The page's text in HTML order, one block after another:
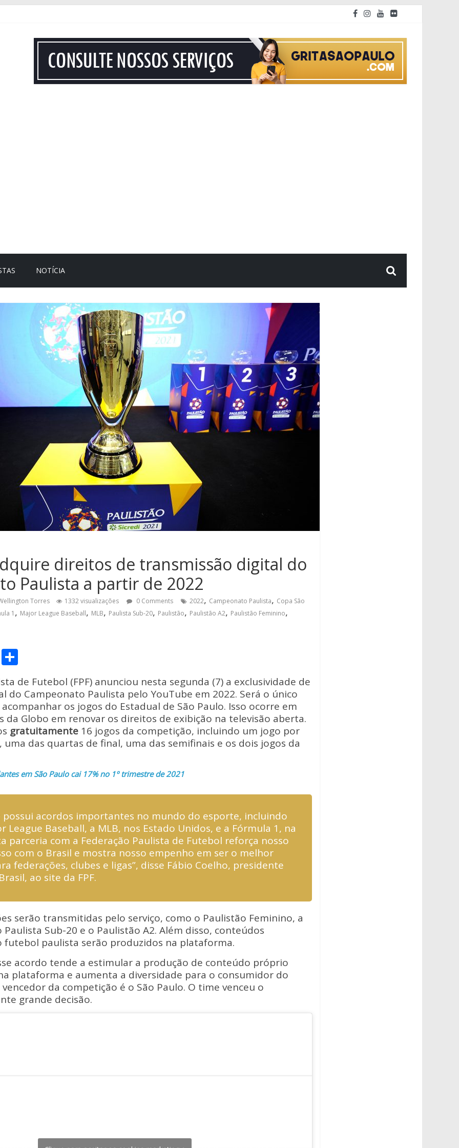
NOTÍCIA
direitos de transmissão digital do
Paulista a partir de 2022
Torres 1332 visualizações 0 Comments 2022, Campeonato Paulista, Copa São
1 , Major League Baseball, MLB, Paulista Sub-20, Paulistão, Paulistão A2, Paulistão Feminino,
C
k
h
ar
e
de Futebol (FPF) anunciou nesta segunda (7) a exclusividade de
do Campeonato Paulista pelo YouTube em 2022. Será o único
os jogos do Estadual de São Paulo. Isso ocorre em
da Globo em renovar os direitos de exibição na televisão aberta.
gratuitamente 16 jogos da competição, incluindo um jogo por
uma das quartas de final, uma das semifinais e os dois jogos da
em São Paulo cai 17% no 1º trimestre de 2021
possui acordos importantes no mundo do esporte, incluindo
League Baseball, a MLB, nos Estado Unidos, e a Fórmula 1, na
parceria com a Federação Paulista de Futebol reforça nosso
com o Brasil e mostra nosso empenho em ser o melhor
federações, clubes e ligas”, disse Fábio Coelho, presidente
ao site da FPF.
serão transmitidas pelo serviço, como o Paulistão Feminino, a
Paulista Sub-20 e o Paulistão A2. Além disso, conteúdos
futebol paulista serão produzidos na plataforma.
acordo tende a estimular a produção de conteúdo próprio
plataforma e aumenta a diversidade para o consumidor do
da competição é o São Paulo. O time venceu o
grande decisão.
vivo a partir de 2022. O@YouTubeBrasil